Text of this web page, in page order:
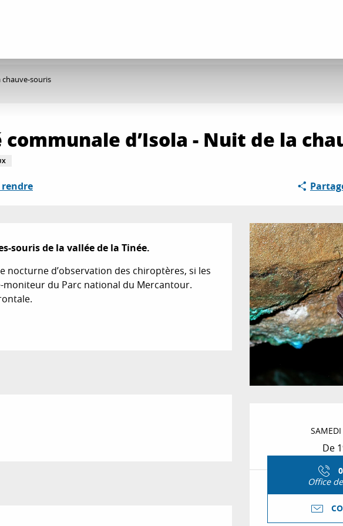
chauve-souris
d’Isola - Nuit de la
rendre
SAMEDI
De
Office
souris de la vallée de la Tinée.
nocturne d’observation des chiroptères, si les
du Parc national du Mercantour.